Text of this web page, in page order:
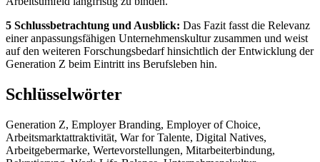
5 Schlussbetrachtung und Ausblick: Das Fazit fasst die Relevanz
einer anpassungsfähigen Unternehmenskultur zusammen und weist
auf den weiteren Forschungsbedarf hinsichtlich der Entwicklung der
Generation Z beim Eintritt ins Berufsleben hin.
Schlüsselwörter
Generation Z, Employer Branding, Employer of Choice,
Arbeitsmarktattraktivität, War for Talente, Digital Natives,
Arbeitgebermarke, Wertevorstellungen, Mitarbeiterbindung,